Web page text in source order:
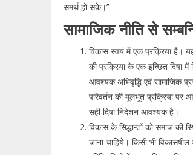
समर्थ हो सके।’’
सामाजिक नीति से
विकास स्वयं में एक प्रक्रिया है।
की प्रक्रिया के एक इच्छित दिषा में
आवश्यक अभिवृद्धि एवं सामाजिक
परिवर्तन की मूलभूत प्रक्रिया पर
सही दिषा निदेशन आवश्यक है।
विकास के सिद्धान्तों को समाज की
जाना चाहिये। किसी भी